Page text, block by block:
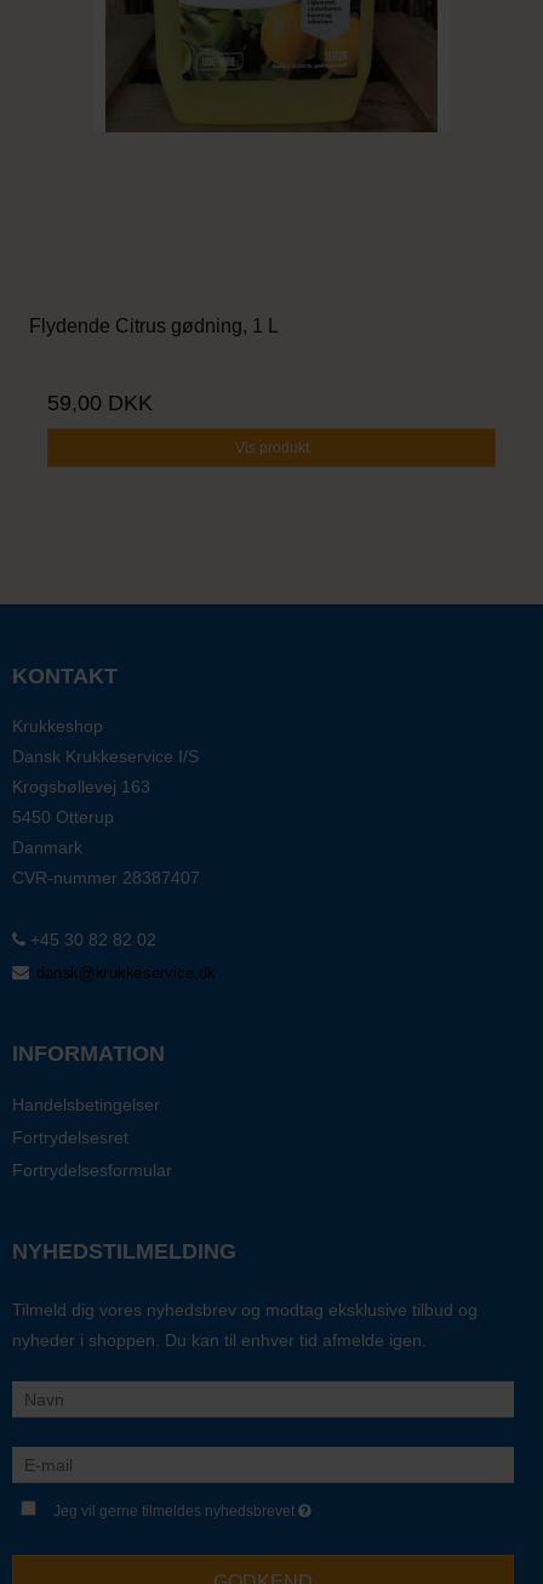
Flydende Citrus gødning, 1 L
59,00 DKK
Vis produkt
KONTAKT
Krukkeshop
Dansk Krukkeservice I/S
Krogsbøllevej 163
5450 Otterup
Danmark
CVR-nummer 28387407
+45 30 82 82 02
INFORMATION
Handelsbetingelser
Fortrydelsesret
Fortrydelsesformular
NYHEDSTILMELDING
Tilmeld dig vores nyhedsbrev og modtag eksklusive tilbud og
nyheder i shoppen. Du kan til enhver tid afmelde igen.
Jeg vil gerne tilmeldes nyhedsbrevet